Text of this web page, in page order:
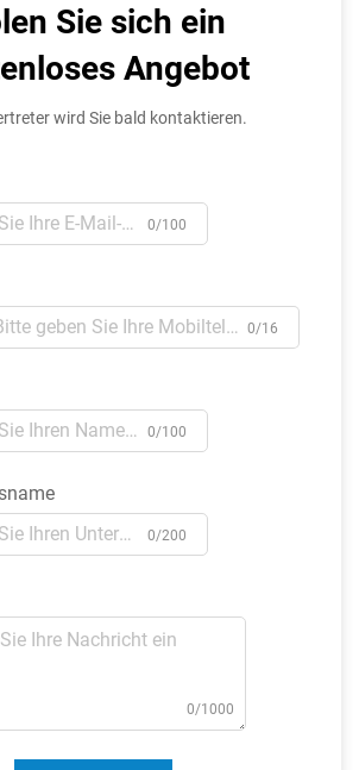
Sie sich ein
Angebot
wird Sie bald kontaktieren.
0/100
0/16
0/100
0/200
0/1000